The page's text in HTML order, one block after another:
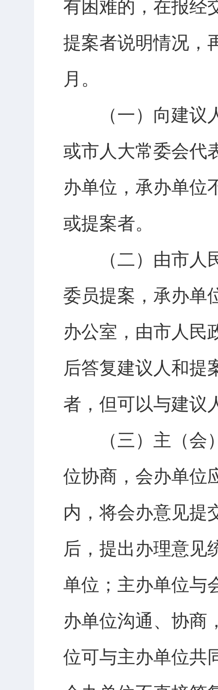
有困难的，在报经
提案者说明情况，
月。
（一）向建议人
或市人大常委会代
办单位，承办单位
或提案者。
（二）由市人民
委员提案，承办单
办公室，由市人民
后答复建议人和提
者，但可以与建议
（三）主（会）
位协商，会办单位
内，将会办意见提
后，提出办理意见
单位；主办单位与
办单位沟通、协商
位可与主办单位共